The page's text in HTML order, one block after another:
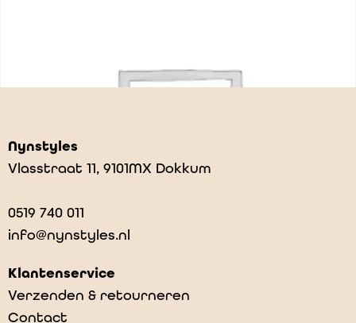
Nynstyles
Vlasstraat 11, 9101MX Dokkum
0519 740 011
info@nynstyles.nl
Klantenservice
Verzenden & retourneren
Contact